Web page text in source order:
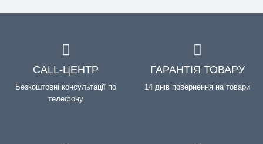
CALL-ЦЕНТР
Безкоштовні консультації по
телефону
ГАРАНТІЯ ТОВАРУ
14 днів повернення на товари